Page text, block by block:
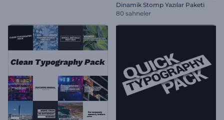
Dinamik Stomp Yazılar Paketi
80 sahneler